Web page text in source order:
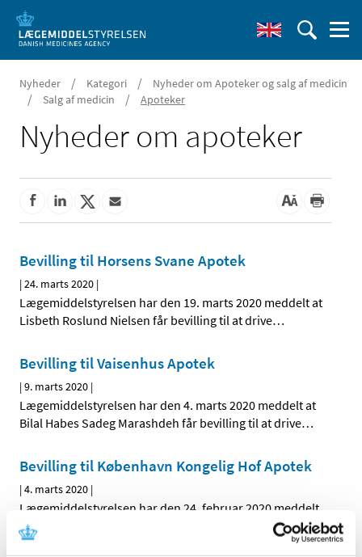
Nyheder / Kategori / Nyheder om Apoteker og salg af medicin
/ Salg af medicin / Apoteker
Nyheder om apoteker
Bevilling til Horsens Svane Apotek
|24. marts 2020 |
Lægemiddelstyrelsen har den 19. marts 2020 meddelt at
Lisbeth Roslund Nielsen får bevilling til at drive…
Bevilling til Vaisenhus Apotek
|9. marts 2020 |
Lægemiddelstyrelsen har den 4. marts 2020 meddelt at
Bilal Habes Sadeg Marashdeh får bevilling til at drive…
Bevilling til København Kongelig Hof Apotek
|4. marts 2020 |
Lægemiddelstyrelsen har den 24. februar 2020 meddelt
at Sam Medhat Salah får bevilling til at drive